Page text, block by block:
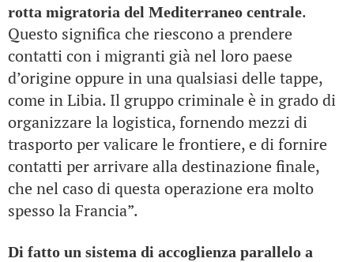
rotta migratoria del Mediterraneo centrale.
Questo significa che riescono a prendere
contatti con i migranti già nel loro paese
d’origine oppure in una qualsiasi delle tappe,
come in Libia. Il gruppo criminale è in grado di
organizzare la logistica, fornendo mezzi di
trasporto per valicare le frontiere, e di fornire
contatti per arrivare alla destinazione finale,
che nel caso di questa operazione era molto
spesso la Francia”.
Di fatto un sistema di accoglienza parallelo a